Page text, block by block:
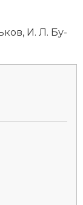
И. Л. Бу­